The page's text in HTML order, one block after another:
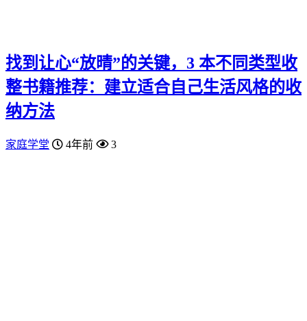
找到让心“放晴”的关键，3 本不同类型收
整书籍推荐：建立适合自己生活风格的收
纳方法
家庭学堂 4年前 3